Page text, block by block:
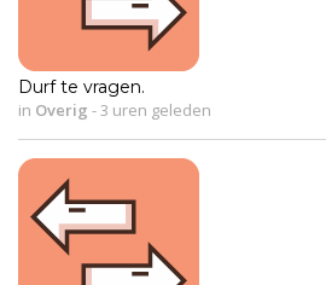
Durf te vragen.
in Overig -3 uren geleden